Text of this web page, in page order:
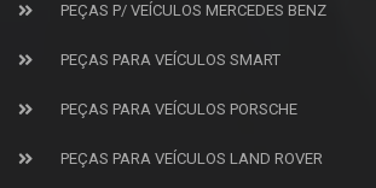
PEÇAS P/ VEÍCULOS MERCEDES BENZ
PEÇAS PARA VEÍCULOS SMART
PEÇAS PARA VEÍCULOS PORSCHE
PEÇAS PARA VEÍCULOS LAND ROVER